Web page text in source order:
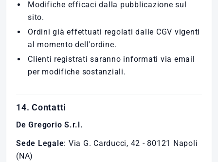
Modifiche efficaci dalla pubblicazione sul
sito.
Ordini già effettuati regolati dalle CGV vigenti
al momento dell'ordine.
Clienti registrati saranno informati via email
per modifiche sostanziali.
14. Contatti
De Gregorio S.r.l.
Sede Legale: Via G. Carducci, 42 - 80121 Napoli
(NA)